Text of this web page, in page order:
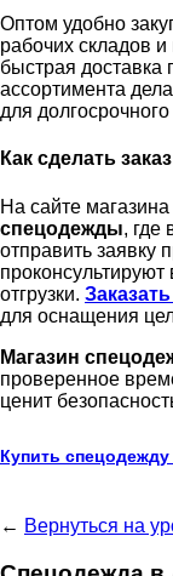
Оптом удобно
рабочих складов
быстрая доставка
ассортимента
для
Как сделать
На сайте
спецодежды, где
отправить
отгрузки.
для оснащения
Магазин
проверенное
ценит
Купить
← Вернуться на